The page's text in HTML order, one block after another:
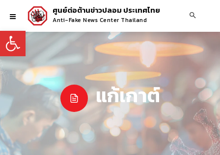
Open toolbar
ศูนย์ต่อต้านข่าวปลอม ประเทศไทย
Anti-Fake News Center Thailand
แก้เกาต์